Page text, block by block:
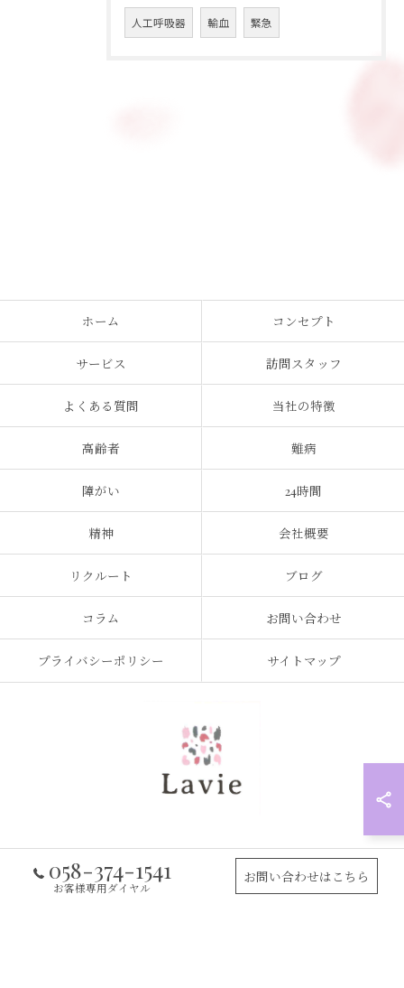
人工呼吸器 輸血 緊急
058-374-1541
お客様専用ダイヤル
お問い合わせはこちら
ホーム コンセプト
サービス 訪問スタッフ
よくある質問 当社の特徴
高齢者 難病
障がい 24時間
精神 会社概要
リクルート ブログ
コラム お問い合わせ
プライバシーポリシー サイトマップ
© 2026 岐阜県岐阜市の訪問看護なら訪問看護ステーション Lavie ALL RIGHTS